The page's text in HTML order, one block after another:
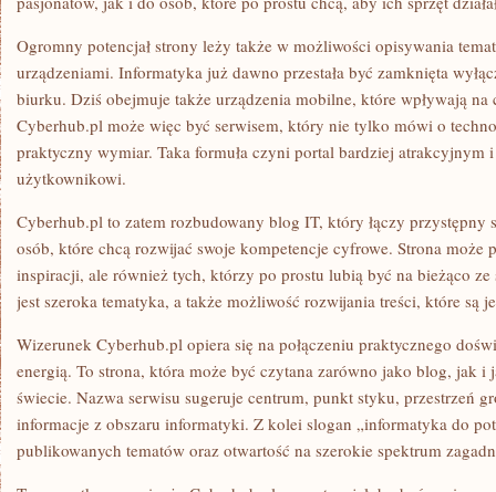
Ogromny potencjał strony leży także w możliwości opisywania
urządzeniami. Informatyka już dawno przestała być zamknięta
biurku. Dziś obejmuje także urządzenia mobilne, które wpływają
Cyberhub.pl może więc być serwisem, który nie tylko mówi o
praktyczny wymiar. Taka formuła czyni portal bardziej atrakcyjnym
użytkownikowi.
Cyberhub.pl to zatem rozbudowany blog IT, który łączy przystępny
osób, które chcą rozwijać swoje kompetencje cyfrowe. Strona może
inspiracji, ale również tych, którzy po prostu lubią być na bieżąco ze
jest szeroka tematyka, a także możliwość rozwijania treści, które są
Wizerunek Cyberhub.pl opiera się na połączeniu praktycznego
energią. To strona, która może być czytana zarówno jako blog, jak
świecie. Nazwa serwisu sugeruje centrum, punkt styku, przestrzeń
informacje z obszaru informatyki. Z kolei slogan „informatyka do
publikowanych tematów oraz otwartość na szerokie spektrum